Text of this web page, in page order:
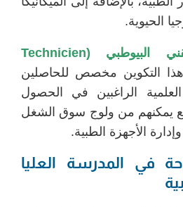
الحيوية.
– تكوين التقني البيوطبي (Technicien
هذا التكوين مخصص للحاصلين
العلمية الراغبين في الحصول
يمكنهم من ولوج سوق الشغل
الأجهزة الطبية.
في المدرسة العليا